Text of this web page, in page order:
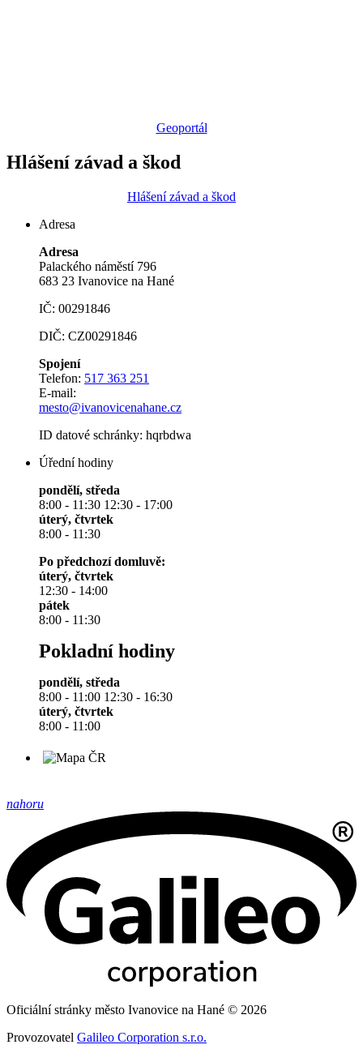
Geoportál
Hlášení závad a škod
Hlášení závad a škod
Adresa
Adresa
Palackého náměstí 796
683 23 Ivanovice na Hané
IČ: 00291846
DIČ: CZ00291846
Spojení
Telefon: 517 363 251
E-mail:
mesto@ivanovicenahane.cz
ID datové schránky: hqrbdwa
Úřední hodiny
pondělí, středa
8:00 - 11:30 12:30 - 17:00
úterý, čtvrtek
8:00 - 11:30
Po předchozí domluvě:
úterý, čtvrtek
12:30 - 14:00
pátek
8:00 - 11:30
Pokladní hodiny
pondělí, středa
8:00 - 11:00 12:30 - 16:30
úterý, čtvrtek
8:00 - 11:00
nahoru
Oficiální stránky město Ivanovice na Hané © 2026
Provozovatel Galileo Corporation s.r.o.